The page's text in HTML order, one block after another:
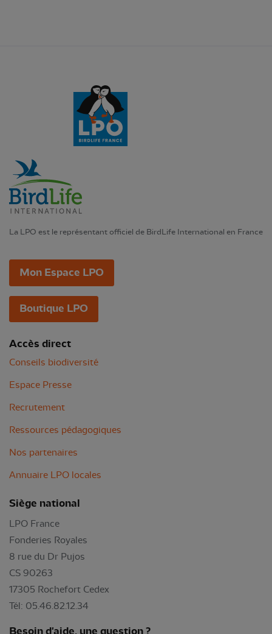
La LPO est le représentant officiel de BirdLife International en France
Mon Espace LPO
Boutique LPO
Accès direct
Conseils biodiversité
Espace Presse
Recrutement
Ressources pédagogiques
Nos partenaires
Annuaire LPO locales
Siège national
LPO France
Fonderies Royales
8 rue du Dr Pujos
CS 90263
17305 Rochefort Cedex
Tél: 05.46.82.12.34
Besoin d'aide, une question ?